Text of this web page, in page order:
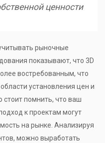
ценности
рыночные
показывают, что 3D
востребованным, что
установления цен и
стоит помнить, что ваш
к проектам могут
на рынке. Анализируя
можно выработать